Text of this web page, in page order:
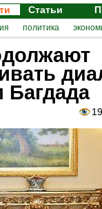
Статьи
политика
Багдада